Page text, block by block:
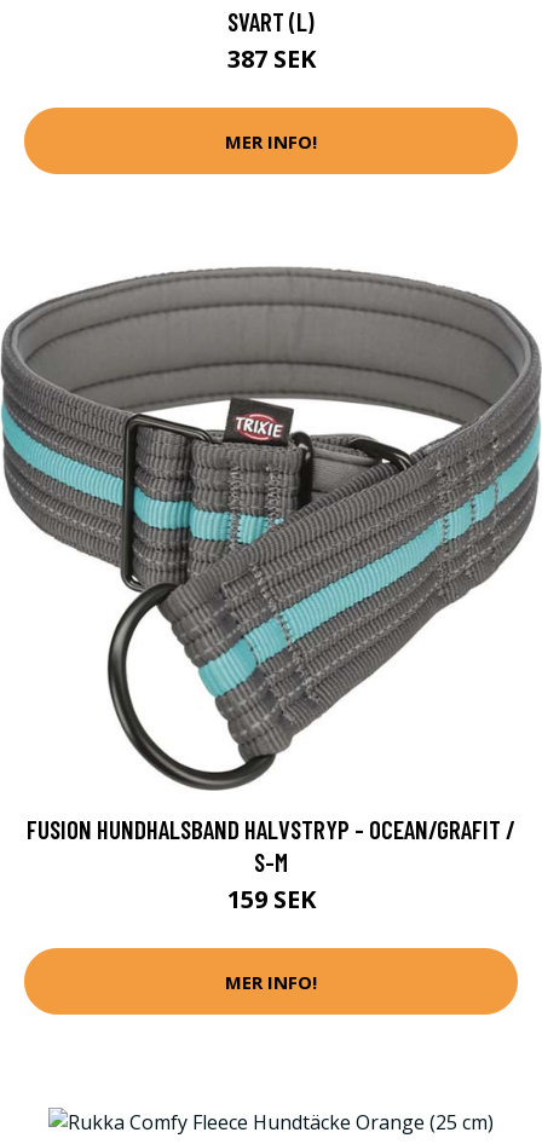
SVART (L)
387 SEK
MER INFO!
FUSION HUNDHALSBAND HALVSTRYP - OCEAN/GRAFIT /
S-M
159 SEK
MER INFO!